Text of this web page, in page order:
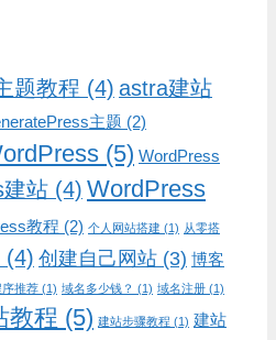
题教程 (4) astra建站
主题 (2)
(5) WordPress
站 (4) WordPress
教程 (2) 个人网站搭建 (1) 从零搭
(4) 创建自己网站 (3) 博客
推荐 (1) 域名多少钱？ (1) 域名注册 (1)
教程 (5) 建站步骤教程 (1) 建站